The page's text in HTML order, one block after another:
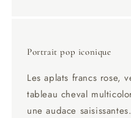
Portrait pop iconique
Les aplats francs rose,
tableau cheval
une audace saisissantes.